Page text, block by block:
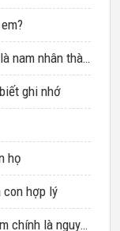
Chương 31: Tôi đã hai mươi hai tuổi, là nam nhân thành thục an tĩnh
ghi nhớ
họ
con hợp lý
Chương 36: Dùng thận không dùng tâm chính là nguyên tắc